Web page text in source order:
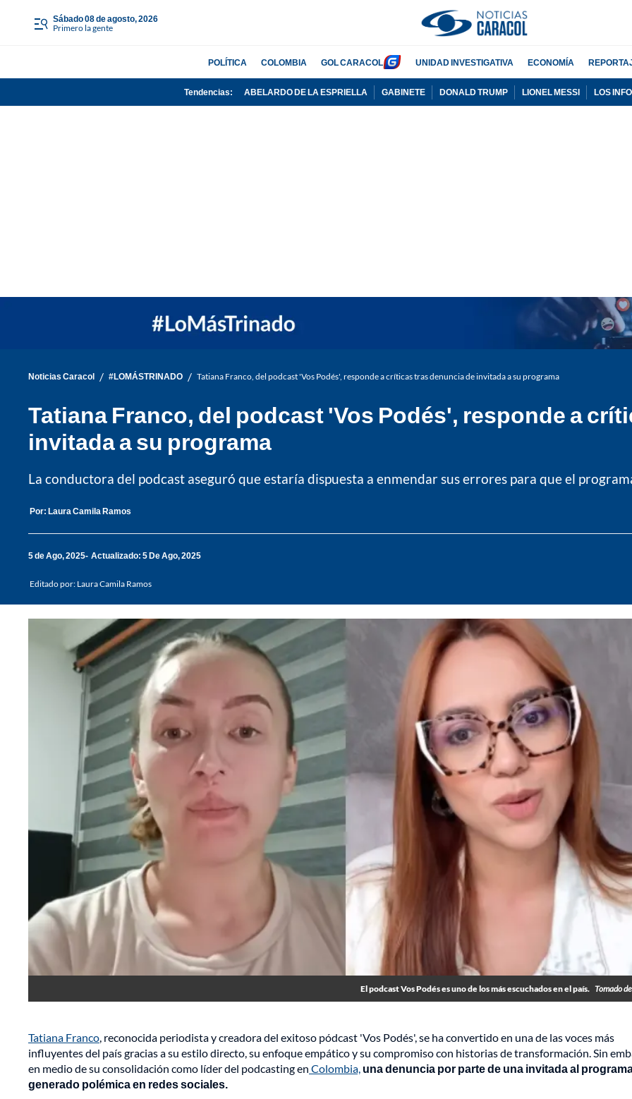
sábado 08 de agosto, 2026
Primero la gente
POLÍTICA COLOMBIA GOL CARACOL UNIDAD INVESTIGATIVA ECONOMÍA
Tendencias: ABELARDO DE LA ESPRIELLA GABINETE DONALD TRUMP LIONEL MESSI LOS
Noticias Caracol / #LOMÁSTRINADO / Tatiana Franco, del podcast 'Vos Podés', responde a críticas tras denuncia de invitada a su programa
Tatiana Franco, del podcast 'Vos Podés', responde a
invitada a su programa
La conductora del podcast aseguró que estaría dispuesta a enmendar sus errores para que el
Por: Laura Camila Ramos
5 de Ago, 2025 Actualizado: 5 De Ago, 2025
Editado por: Laura Camila Ramos
El podcast Vos Podés es uno de los más escuchados en el país. Tomado
Tatiana Franco, reconocida periodista y creadora del exitoso pódcast 'Vos Podés', se ha convertido en una de las voces más
influyentes del país gracias a su estilo directo, su enfoque empático y su compromiso con historias de transformación. Sin
en medio de su consolidación como líder del podcasting en Colombia, una denuncia por parte de una invitada al
generado polémica en redes sociales.